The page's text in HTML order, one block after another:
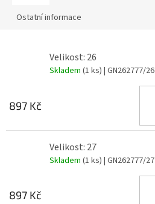
Ostatní informace
Velikost: 26
Skladem (1 ks) | GN262777/26
897 Kč
Velikost: 27
Skladem (1 ks) | GN262777/27
897 Kč